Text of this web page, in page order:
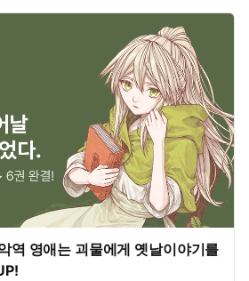
영애는 괴물에게 옛날이야기를